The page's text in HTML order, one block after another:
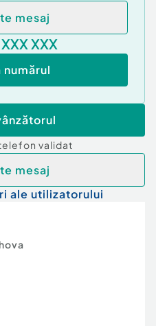
mesaj
XXX
numărul
validat
mesaj
ale utilizatorului